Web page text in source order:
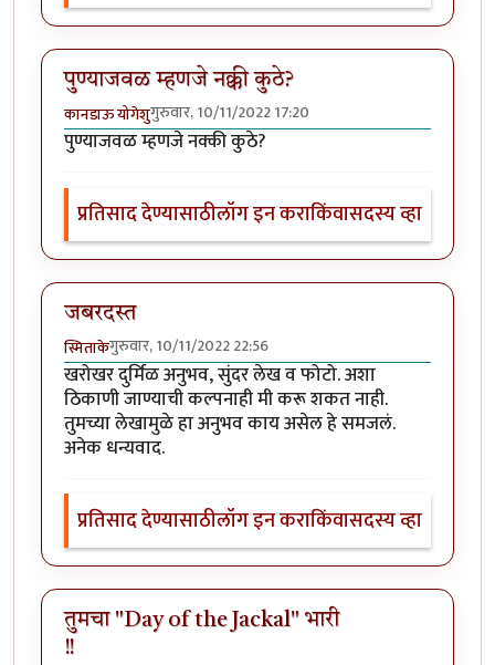
पुण्याजवळ म्हणजे नक्की कुठे?
कानडाऊ योगेशुगुरुवार, 10/11/2022 17:20
पुण्याजवळ म्हणजे नक्की कुठे?
प्रतिसाद देण्यासाठीलॉग इन कराकिंवासदस्य व्हा
जबरदस्त
स्मिताकेगुरुवार, 10/11/2022 22:56
खरोखर दुर्मिळ अनुभव, सुंदर लेख व फोटो. अशा
ठिकाणी जाण्याची कल्पनाही मी करू शकत नाही.
तुमच्या लेखामुळे हा अनुभव काय असेल हे समजलं.
अनेक धन्यवाद.
प्रतिसाद देण्यासाठीलॉग इन कराकिंवासदस्य व्हा
तुमचा "Day of the Jackal" भारी
!!